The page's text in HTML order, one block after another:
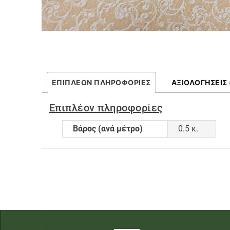
ΕΠΙΠΛΈΟΝ ΠΛΗΡΟΦΟΡΊΕΣ ΑΞΙΟΛΟΓΉΣΕΙΣ
Επιπλέον πληροφορίες
Βάρος (ανά μέτρο) 0.5 κ.